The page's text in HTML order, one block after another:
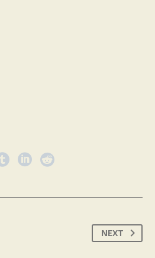
NEXT